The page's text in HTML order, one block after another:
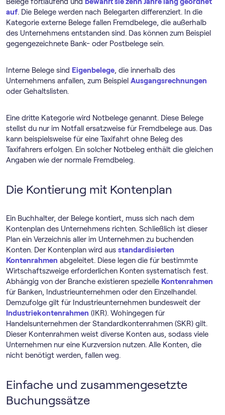
auf. Die Belege werden nach Belegarten differenziert. In die
Kategorie externe Belege fallen Fremdbelege, die außerhalb
des Unternehmens entstanden sind. Das können zum Beispiel
gegengezeichnete Bank- oder Postbelege sein.
Interne Belege sind Eigenbelege, die innerhalb des
Unternehmens anfallen, zum Beispiel Ausgangsrechnungen
oder Gehaltslisten.
Eine dritte Kategorie wird Notbelege genannt. Diese Belege
stellst du nur im Notfall ersatzweise für Fremdbelege aus. Das
kann beispielsweise für eine Taxifahrt ohne Beleg des
Taxifahrers erfolgen. Ein solcher Notbeleg enthält die gleichen
Angaben wie der normale Fremdbeleg.
Die Kontierung mit Kontenplan
Ein Buchhalter, der Belege kontiert, muss sich nach dem
Kontenplan des Unternehmens richten. Schließlich ist dieser
Plan ein Verzeichnis aller im Unternehmen zu buchenden
Konten. Der Kontenplan wird aus standardisierten
Kontenrahmen abgeleitet. Diese legen die für bestimmte
Wirtschaftszweige erforderlichen Konten systematisch fest.
Abhängig von der Branche existieren spezielle Kontenrahmen
für Banken, Industrieunternehmen oder den Einzelhandel.
Demzufolge gilt für Industrieunternehmen bundesweit der
Industriekontenrahmen (IKR). Wohingegen für
Handelsunternehmen der Standardkontenrahmen (SKR) gilt.
Dieser Kontenrahmen weist diverse Konten aus, sodass viele
Unternehmen nur eine Kurzversion nutzen. Alle Konten, die
nicht benötigt werden, fallen weg.
Einfache und zusammengesetzte
Buchungssätze